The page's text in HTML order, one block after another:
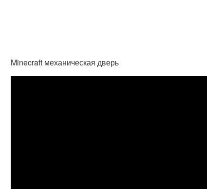
Minecraft механическая дверь